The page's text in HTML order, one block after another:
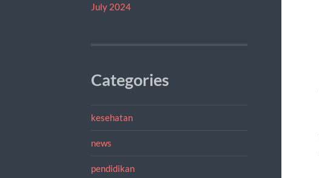
July 2024
Categories
kesehatan
news
pendidikan